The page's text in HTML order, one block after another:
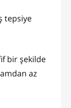
tepsiye
bir şekilde
az